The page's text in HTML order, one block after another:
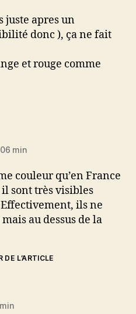
juste apres un
donc ), ça ne fait
et rouge comme
min
couleur qu’en France
sont très visibles
ils ne
au dessus de la
DE L’ARTICLE